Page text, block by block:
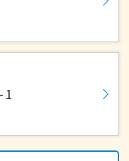
1